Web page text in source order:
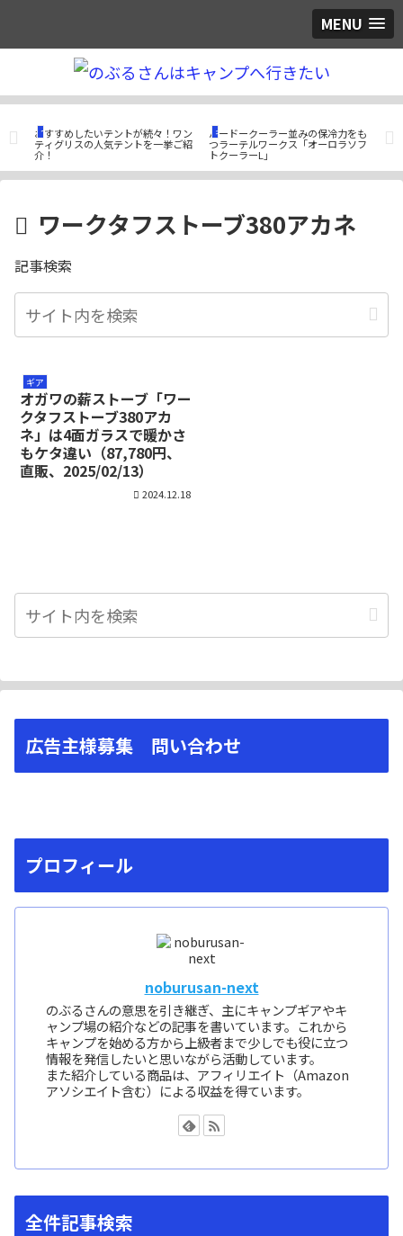
MENU
つぶやき
おすすめしたいテントが続々！ワン
ティグリスの人気テントを一挙ご紹
介！
ギア
ハードークーラー並みの保冷力をも
つラーテルワークス「オーロラソフ
トクーラーL」
ギ
ト
シ
ワークタフストーブ380アカネ
記事検索
ギア
オガワの薪ストーブ「ワー
クタフストーブ380アカ
ネ」は4面ガラスで暖かさ
もケタ違い（87,780円、
直販、2025/02/13）
2024.12.18
広告主様募集 問い合わせ
プロフィール
noburusan-next
のぶるさんの意思を引き継ぎ、主にキャンプギアやキ
ャンプ場の紹介などの記事を書いています。これから
キャンプを始める方から上級者まで少しでも役に立つ
情報を発信したいと思いながら活動しています。
また紹介している商品は、アフィリエイト（Amazon
アソシエイト含む）による収益を得ています。
全件記事検索